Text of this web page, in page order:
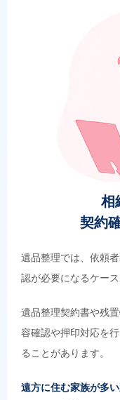
相
契約
遺品整理では、依頼
認が必要になるケース
遺品整理契約書や残
容確認や押印対応を
ることがあります。
遠方に住む家族が多